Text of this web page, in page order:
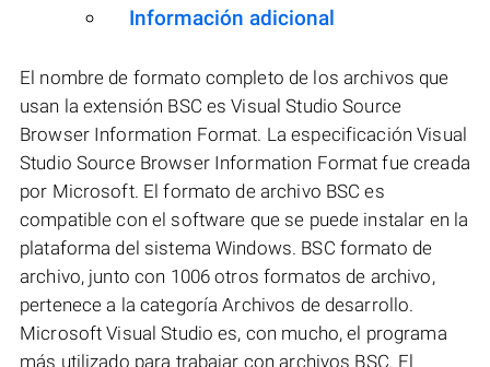
Información adicional
El nombre de formato completo de los archivos que
usan la extensión BSC es Visual Studio Source
Browser Information Format. La especificación Visual
Studio Source Browser Information Format fue creada
por Microsoft. El formato de archivo BSC es
compatible con el software que se puede instalar en la
plataforma del sistema Windows. BSC formato de
archivo, junto con 1006 otros formatos de archivo,
pertenece a la categoría Archivos de desarrollo.
Microsoft Visual Studio es, con mucho, el programa
más utilizado para trabajar con archivos BSC. El